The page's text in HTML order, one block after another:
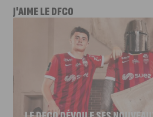
J'AIME LE DFCO